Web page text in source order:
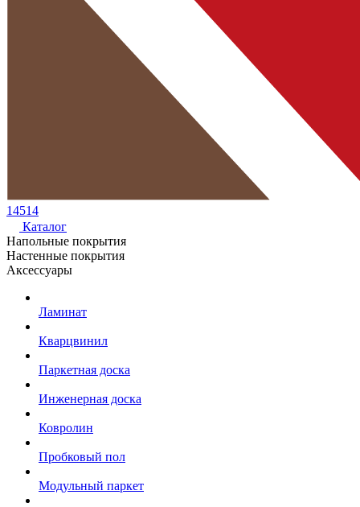
14514
Каталог
Напольные покрытия
Настенные покрытия
Аксессуары
Ламинат
Кварцвинил
Паркетная доска
Инженерная доска
Ковролин
Пробковый пол
Модульный паркет